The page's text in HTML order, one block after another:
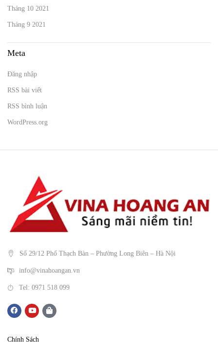
Tháng 10 2021
Tháng 9 2021
Meta
Đăng nhập
RSS bài viết
RSS bình luận
WordPress.org
Số 29/12 Phố Thạch Bàn – Phường Long Biên – Hà Nội
info@vinahoangan.vn
Tel: 0971 518 099
Chính Sách